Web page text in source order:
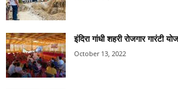
इंदिरा गांधी शहरी रोजगार गारंटी
October 13, 2022